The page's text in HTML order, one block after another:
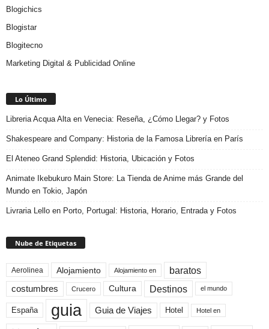
Blogichics
Blogistar
Blogitecno
Marketing Digital & Publicidad Online
Lo Último
Libreria Acqua Alta en Venecia: Reseña, ¿Cómo Llegar? y Fotos
Shakespeare and Company: Historia de la Famosa Librería en París
El Ateneo Grand Splendid: Historia, Ubicación y Fotos
Animate Ikebukuro Main Store: La Tienda de Anime más Grande del
Mundo en Tokio, Japón
Livraria Lello en Porto, Portugal: Historia, Horario, Entrada y Fotos
Nube de Etiquetas
Aerolinea Alojamiento Alojamiento en baratos
costumbres Crucero Cultura Destinos el mundo
España guia Guia de Viajes Hotel Hotel en